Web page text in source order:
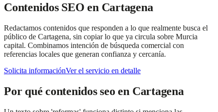
Contenidos SEO en Cartagena
Redactamos contenidos que responden a lo que realmente busca el
público de Cartagena, sin copiar lo que ya circula sobre Murcia
capital. Combinamos intención de búsqueda comercial con
referencias locales que generan confianza y cercanía.
Solicita informaciónVer el servicio en detalle
Por quécontenidos seo en Cartagena